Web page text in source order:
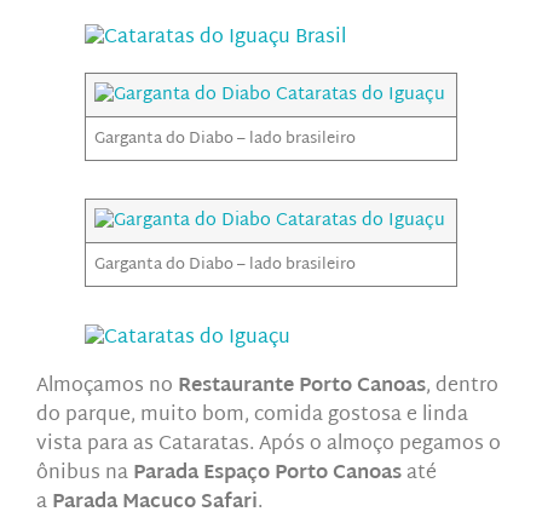
Garganta do Diabo – lado brasileiro
Garganta do Diabo – lado brasileiro
Almoçamos no Restaurante Porto Canoas, dentro
do parque, muito bom, comida gostosa e linda
vista para as Cataratas. Após o almoço pegamos o
ônibus naParada Espaço Porto Canoasaté
aParada Macuco Safari.